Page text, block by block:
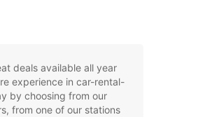
deals available all year
experience in car-rental-
by choosing from our
from one of our stations